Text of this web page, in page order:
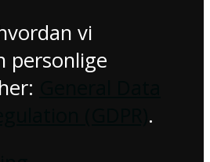
vi
personlige
.